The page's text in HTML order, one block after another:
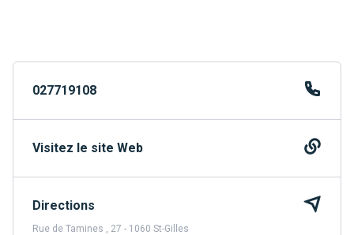
027719108
Visitez le site Web
Directions
Rue de Tamines , 27 - 1060 St-Gilles